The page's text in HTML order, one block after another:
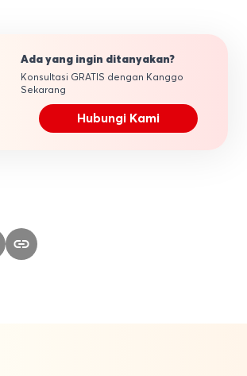
Ada yang ingin ditanyakan?
Konsultasi GRATIS dengan Kanggo
Sekarang
Hubungi Kami